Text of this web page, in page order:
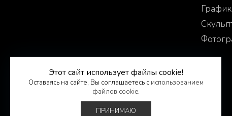
Политика конфиденциальности
Создание сайта -ГЕОКОН
Этот сайт использует файлы cookie!
Оставаясь на сайте, Вы соглашаетесь с использованием
файлов cookie.
ПРИНИМАЮ